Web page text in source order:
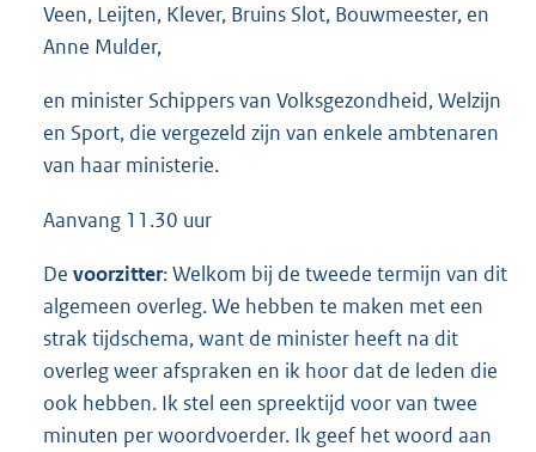
Veen, Leijten, Klever, Bruins Slot, Bouwmeester, en
Anne Mulder,
en minister Schippers van Volksgezondheid, Welzijn
en Sport, die vergezeld zijn van enkele ambtenaren
van haar ministerie.
Aanvang 11.30 uur
De voorzitter: Welkom bij de tweede termijn van dit
algemeen overleg. We hebben te maken met een
strak tijdschema, want de minister heeft na dit
overleg weer afspraken en ik hoor dat de leden die
ook hebben. Ik stel een spreektijd voor van twee
minuten per woordvoerder. Ik geef het woord aan